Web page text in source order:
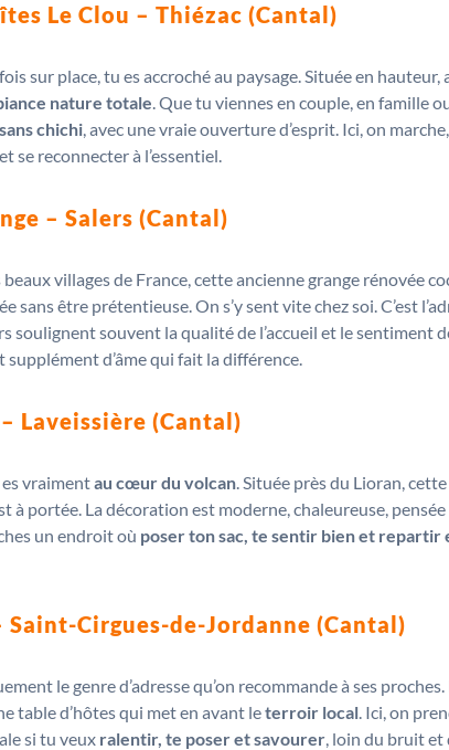
Le Clou – Thiézac (Cantal)
sur place, tu es accroché au paysage. Située en
nature totale. Que tu viennes en couple, en famille
chichi, avec une vraie ouverture d’esprit. Ici, on
se reconnecter à l’essentiel.
– Salers (Cantal)
beaux villages de France, cette ancienne grange rénovée
sans être prétentieuse. On s’y sent vite chez soi. C’est
soulignent souvent la qualité de l’accueil et le
supplément d’âme qui fait la différence.
Laveissière (Cantal)
es vraimentau cœur du volcan. Située près du Lioran,
à portée. La décoration est moderne, chaleureuse,
un endroit où poser ton sac, te sentir bien et repartir
Saint-Cirgues-de-Jordanne (Cantal)
le genre d’adresse qu’on recommande à ses
table d’hôtes qui met en avant leterroir local. Ici, on
si tu veux ralentir, te poser et savourer, loin du bruit et